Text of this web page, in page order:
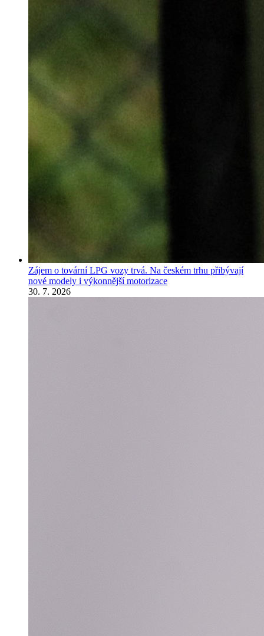
Zájem o tovární LPG vozy trvá. Na českém trhu přibývají
nové modely i výkonnější motorizace
30. 7. 2026